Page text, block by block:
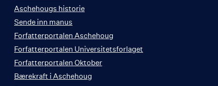
Aschehougs historie
Sende inn manus
Forfatterportalen Aschehoug
Forfatterportalen Universitetsforlaget
Forfatterportalen Oktober
Bærekraft i Aschehoug